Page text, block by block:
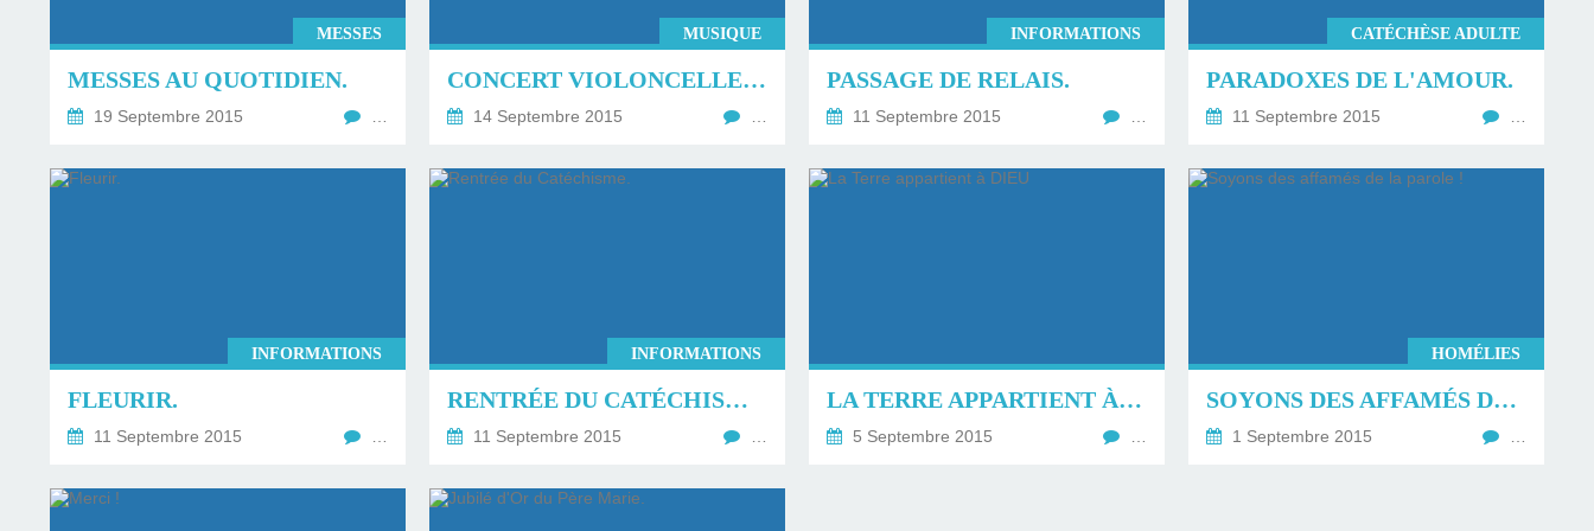
MESSES
MESSES AU QUOTIDIEN.
19 Septembre 2015
MUSIQUE
CONCERT VIOLONCELLE & ORGUE POSITIF.
14 Septembre 2015
INFORMATIONS
PASSAGE DE RELAIS.
11 Septembre 2015
CATÉCHÈSE ADULTE
PARADOXES DE L'AMOUR.
11 Septembre 2015
INFORMATIONS
FLEURIR.
11 Septembre 2015
INFORMATIONS
RENTRÉE DU CATÉCHISME.
11 Septembre 2015
LA TERRE APPARTIENT À DIEU
5 Septembre 2015
HOMÉLIES
SOYONS DES AFFAMÉS DE LA PAROLE !
1 Septembre 2015